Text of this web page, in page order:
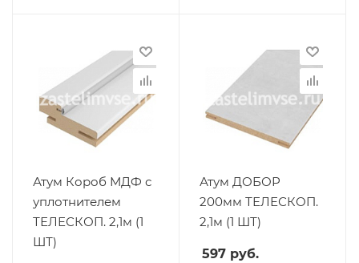
Атум Короб МДФ с
уплотнителем
ТЕЛЕСКОП. 2,1м (1
ШТ)
Атум ДОБОР
200мм ТЕЛЕСКОП.
2,1м (1 ШТ)
597 руб.